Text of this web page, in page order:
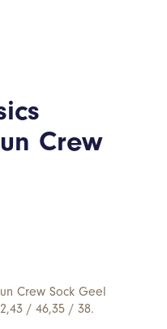
Crew
Crew Sock Geel
/ 46,35 / 38.